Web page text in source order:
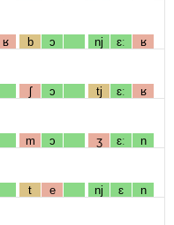
ʁ b ɔ nj ɛː ʁ
ʃ ɔ tj ɛː ʁ
m ɔ ʒ ɛː n
t e nj ɛ n